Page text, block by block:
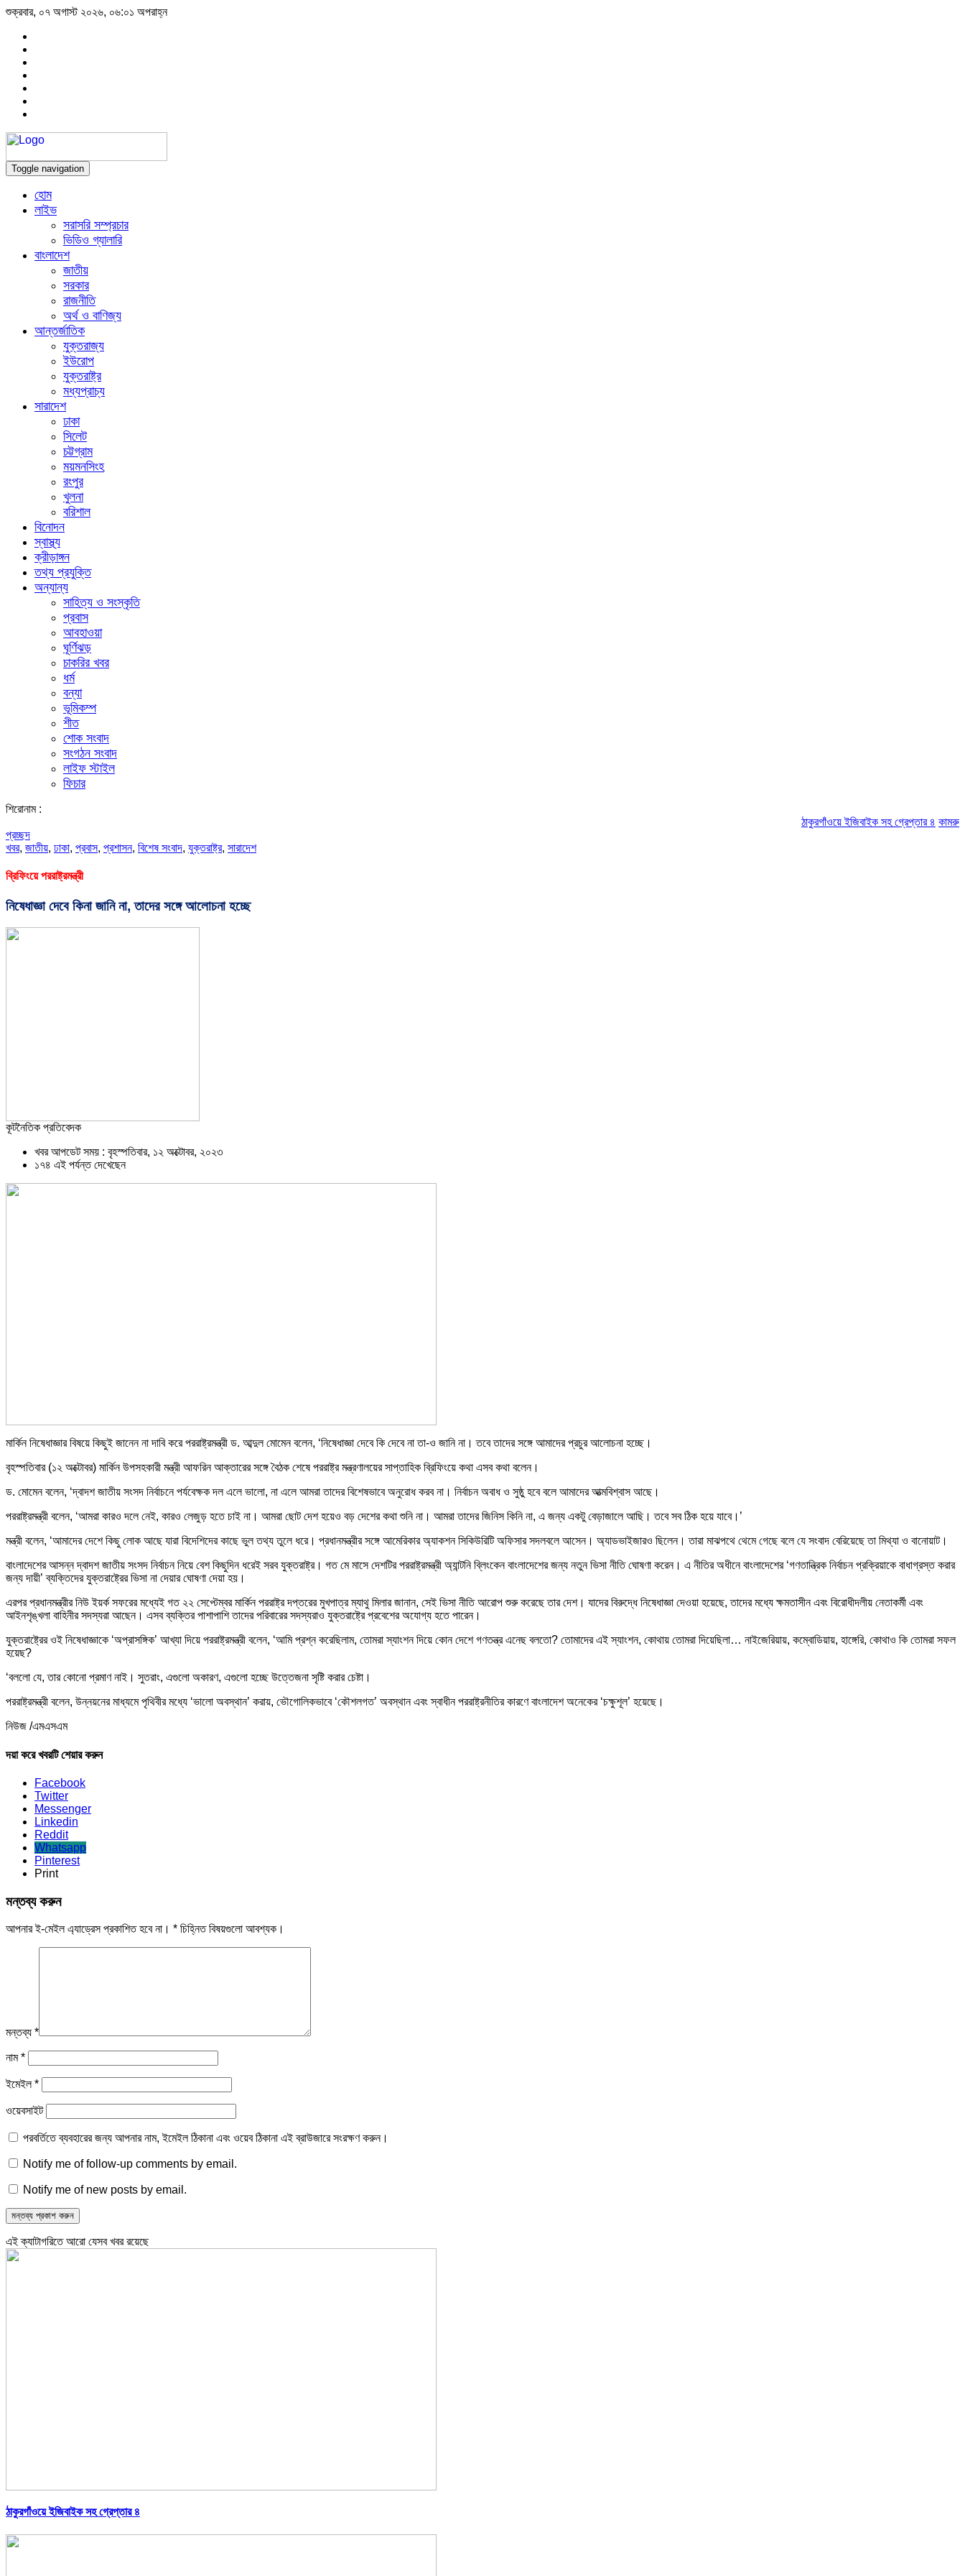
শুক্রবার, ০৭ অগাস্ট ২০২৬, ০৬:০১ অপরাহ্ন
Toggle navigation
হোম
লাইভ
সরাসরি সম্প্রচার
ভিডিও গ্যালারি
বাংলাদেশ
জাতীয়
সরকার
রাজনীতি
অর্থ ও বাণিজ্য
আন্তর্জাতিক
যুক্তরাজ্য
ইউরোপ
যুক্তরাষ্ট্র
মধ্যপ্রাচ্য
সারাদেশ
ঢাকা
সিলেট
চট্টগ্রাম
ময়মনসিংহ
রংপুর
খুলনা
বরিশাল
বিনোদন
স্বাস্থ্য
ক্রীড়াঙ্গন
তথ্য প্রযুক্তি
অন্যান্য
সাহিত্য ও সংস্কৃতি
প্রবাস
আবহাওয়া
ঘূর্ণিঝড়
চাকরির খবর
ধর্ম
বন্যা
ভূমিকম্প
শীত
শোক সংবাদ
সংগঠন সংবাদ
লাইফ স্টাইল
ফিচার
শিরোনাম :
ঠাকুরগাঁওয়ে ইজিবাইক সহ গ্রেপ্তার ৪ কামরুল-জসিম
প্রচ্ছদ
খবর, জাতীয়, ঢাকা, প্রবাস, প্রশাসন, বিশেষ সংবাদ, যুক্তরাষ্ট্র, সারাদেশ
ব্রিফিংয়ে পররাষ্ট্রমন্ত্রী
নিষেধাজ্ঞা দেবে কিনা জানি না, তাদের সঙ্গে আলোচনা হচ্ছে
কূটনৈতিক প্রতিবেদক
খবর আপডেট সময় : বৃহস্পতিবার, ১২ অক্টোবর, ২০২৩
১৭৪ এই পর্যন্ত দেখেছেন
মার্কিন নিষেধাজ্ঞার বিষয়ে কিছুই জানেন না দাবি করে পররাষ্ট্রমন্ত্রী ড. আব্দুল মোমেন বলেন, ‘নিষেধাজ্ঞা দেবে কি দেবে না তা-ও জানি না। তবে তাদের সঙ্গে আমাদের প্রচুর আলোচনা হচ্ছে।
বৃহস্পতিবার (১২ অক্টোবর) মার্কিন উপসহকারী মন্ত্রী আফরিন আক্তারের সঙ্গে বৈঠক শেষে পররাষ্ট্র মন্ত্রণালয়ের সাপ্তাহিক ব্রিফিংয়ে কথা এসব কথা বলেন।
ড. মোমেন বলেন, ‘দ্বাদশ জাতীয় সংসদ নির্বাচনে পর্যবেক্ষক দল এলে ভালো, না এলে আমরা তাদের বিশেষভাবে অনুরোধ করব না। নির্বাচন অবাধ ও সুষ্ঠু হবে বলে আমাদের আত্মবিশ্বাস আছে।
পররাষ্ট্রমন্ত্রী বলেন, ‘আমরা কারও দলে নেই, কারও লেজুড় হতে চাই না। আমরা ছোট দেশ হয়েও বড় দেশের কথা শুনি না। আমরা তাদের জিনিস কিনি না, এ জন্য একটু বেড়াজালে আছি। তবে সব ঠিক হয়ে যাবে।’
মন্ত্রী বলেন, ‘আমাদের দেশে কিছু লোক আছে যারা বিদেশিদের কাছে ভুল তথ্য তুলে ধরে। প্রধানমন্ত্রীর সঙ্গে আমেরিকার অ্যাকশন সিকিউরিটি অফিসার সদলবলে আসেন। অ্যাডভাইজারও ছিলেন। তারা মাঝপথে থেমে গেছে বলে যে সংবাদ বেরিয়েছে তা মিথ্যা ও বানোয়াট।
বাংলাদেশের আসন্ন দ্বাদশ জাতীয় সংসদ নির্বাচন নিয়ে বেশ কিছুদিন ধরেই সরব যুক্তরাষ্ট্র। গত মে মাসে দেশটির পররাষ্ট্রমন্ত্রী অ্যান্টনি ব্লিংকেন বাংলাদেশের জন্য নতুন ভিসা নীতি ঘোষণা করেন। এ নীতির অধীনে বাংলাদেশের ‘গণতান্ত্রিক নির্বাচন প্রক্রিয়াকে বাধাগ্রস্ত করার
জন্য দায়ী’ ব্যক্তিদের যুক্তরাষ্ট্রের ভিসা না দেয়ার ঘোষণা দেয়া হয়।
এরপর প্রধানমন্ত্রীর নিউ ইয়র্ক সফরের মধ্যেই গত ২২ সেপ্টেম্বর মার্কিন পররাষ্ট্র দপ্তরের মুখপাত্র ম্যাথু মিলার জানান, সেই ভিসা নীতি আরোপ শুরু করেছে তার দেশ। যাদের বিরুদ্ধে নিষেধাজ্ঞা দেওয়া হয়েছে, তাদের মধ্যে ক্ষমতাসীন এবং বিরোধীদলীয় নেতাকর্মী এবং
আইনশৃঙ্খলা বাহিনীর সদস্যরা আছেন। এসব ব্যক্তির পাশাপাশি তাদের পরিবারের সদস্যরাও যুক্তরাষ্ট্রে প্রবেশের অযোগ্য হতে পারেন।
যুক্তরাষ্ট্রের ওই নিষেধাজ্ঞাকে ‘অপ্রাসঙ্গিক’ আখ্যা দিয়ে পররাষ্ট্রমন্ত্রী বলেন, ‘আমি প্রশ্ন করেছিলাম, তোমরা স্যাংশন দিয়ে কোন দেশে গণতন্ত্র এনেছ বলতো? তোমাদের এই স্যাংশন, কোথায় তোমরা দিয়েছিলা… নাইজেরিয়ায়, কম্বোডিয়ায়, হাঙ্গেরি, কোথাও কি তোমরা সফল
হয়েছ?
‘বললো যে, তার কোনো প্রমাণ নাই। সুতরাং, এগুলো অকারণ, এগুলো হচ্ছে উত্তেজনা সৃষ্টি করার চেষ্টা।
পররাষ্ট্রমন্ত্রী বলেন, উন্নয়নের মাধ্যমে পৃথিবীর মধ্যে ‘ভালো অবস্থান’ করায়, ভৌগোলিকভাবে ‘কৌশলগত’ অবস্থান এবং স্বাধীন পররাষ্ট্রনীতির কারণে বাংলাদেশ অনেকের ‘চক্ষুশূল’ হয়েছে।
নিউজ /এমএসএম
দয়া করে খবরটি শেয়ার করুন
Facebook
Twitter
Messenger
Linkedin
Reddit
Whatsapp
Pinterest
Print
মন্তব্য করুন
আপনার ই-মেইল এ্যাড্রেস প্রকাশিত হবে না। * চিহ্নিত বিষয়গুলো আবশ্যক।
মন্তব্য *
নাম*
ইমেইল*
ওয়েবসাইট
পরবর্তিতে ব্যবহারের জন্য আপনার নাম, ইমেইল ঠিকানা এবং ওয়েব ঠিকানা এই ব্রাউজারে সংরক্ষণ করুন।
Notify me of follow-up comments by email.
Notify me of new posts by email.
এই ক্যাটাগরিতে আরো যেসব খবর রয়েছে
ঠাকুরগাঁওয়ে ইজিবাইক সহ গ্রেপ্তার ৪